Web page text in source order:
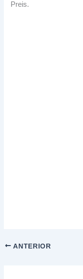
Preis.
ANTERIOR